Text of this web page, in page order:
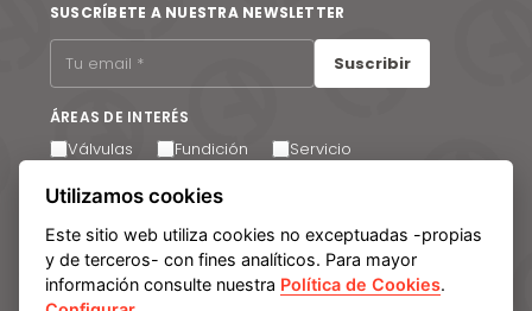
SUSCRÍBETE A NUESTRA NEWSLETTER
Suscribir
ÁREAS DE INTERÉS
Válvulas Fundición Servicio
Acepto recibir comunicaciones por correo electrónico.
través del enlace que encontrará en el pie de página de
nuestros correos electrónicos.
Utilizamos cookies
Este sitio web utiliza cookies no exceptuadas -propias
y de terceros- con fines analíticos. Para mayor
información consulte nuestra Política de Cookies.